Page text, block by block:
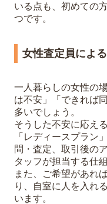
いる点も、初めての
つです。
女性査定員によ
一人暮らしの女性の
は不安」「できれば
多いでしょう。
そうした不安に応え
「レディースプラン
問・査定、取引後の
タッフが担当する仕
また、ご希望があれ
り、自室に人を入れ
います。